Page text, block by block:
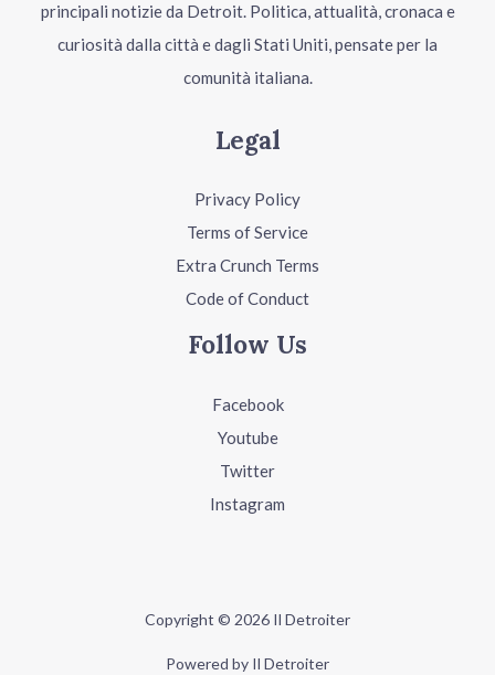
principali notizie da Detroit. Politica, attualità, cronaca e
curiosità dalla città e dagli Stati Uniti, pensate per la
comunità italiana.
Legal
Privacy Policy
Terms of Service
Extra Crunch Terms
Code of Conduct
Follow Us
Facebook
Youtube
Twitter
Instagram
Copyright © 2026 Il Detroiter
Powered by Il Detroiter